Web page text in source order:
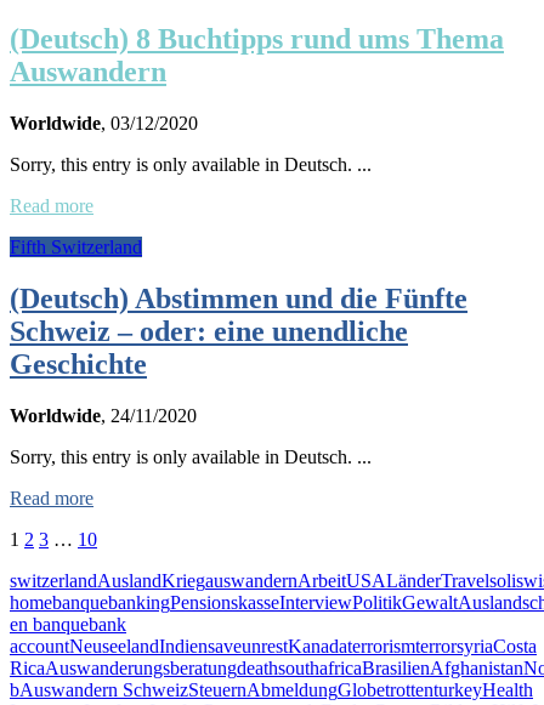
(Deutsch) 8 Buchtipps rund ums Thema
Auswandern
Worldwide, 03/12/2020
Sorry, this entry is only available in Deutsch. ...
Read more
Fifth Switzerland
(Deutsch) Abstimmen und die Fünfte
Schweiz – oder: eine unendliche
Geschichte
Worldwide, 24/11/2020
Sorry, this entry is only available in Deutsch. ...
Read more
1 2 3 … 10
switzerlandAuslandKriegauswandernArbeitUSALänderTravel
homebanquebankingPensionskasseInterviewPolitikGewalt
en banquebank
accountNeuseelandIndiensaveunrestKanadaterrorismterrorsyriaCosta
RicaAuswanderungsberatungdeathsouthafricaBrasilienAfghanistan
bAuswandern SchweizSteuernAbmeldungGlobetrottenturkeyHealth